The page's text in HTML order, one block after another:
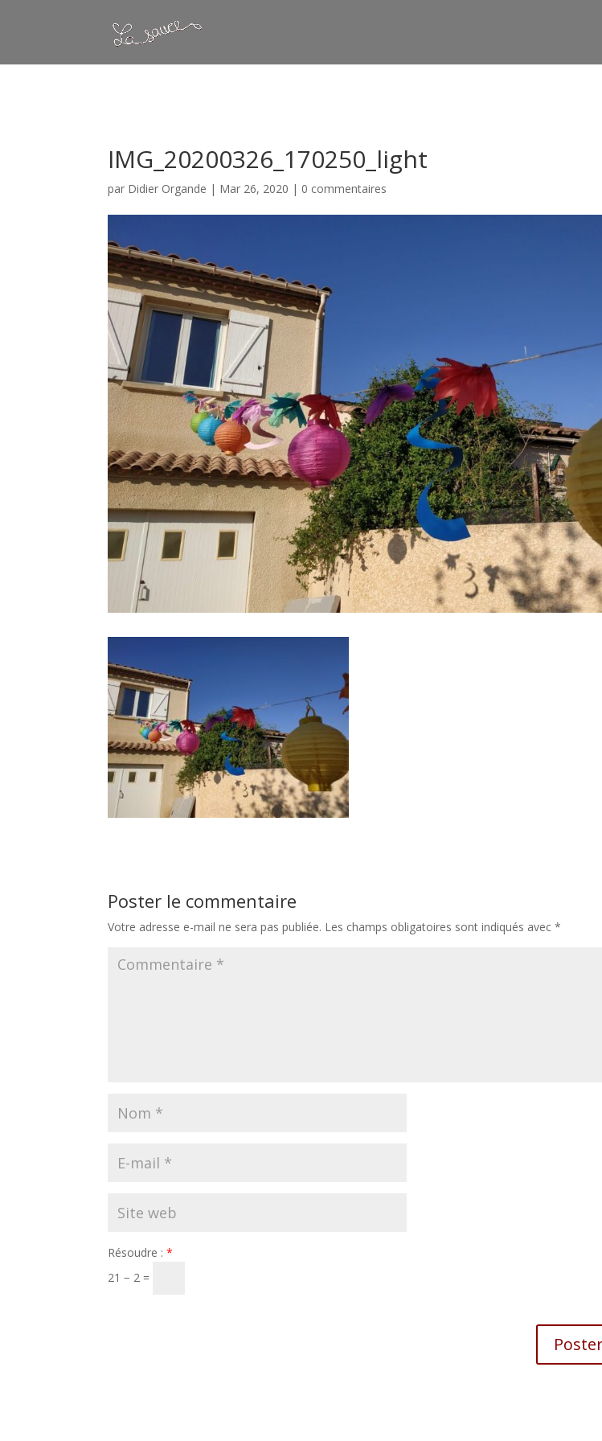
: Constant WP_CRON_LOCK_TIMEOUT already defined in
IMG_20200326_170250_light
par Didier Organde | Mar 26, 2020 | 0 commentaires
Poster le commentaire
Votre adresse e-mail ne sera pas publiée. Les champs obligatoires sont indiqués avec*
Résoudre :*
21 − 2 =